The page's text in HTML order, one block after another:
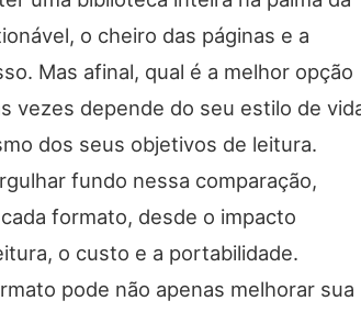
o cheiro das páginas e a
Mas afinal, qual é a melhor opção
vezes depende do seu estilo de
dos seus objetivos de leitura.
fundo nessa comparação,
formato, desde o impacto
o custo e a portabilidade.
pode não apenas melhorar sua